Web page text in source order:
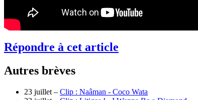
Répondre à cet article
Autres brèves
23 juillet – Clip : Naâman - Coco Wata